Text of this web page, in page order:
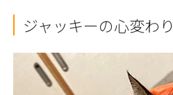
ジャッキーの心変わり